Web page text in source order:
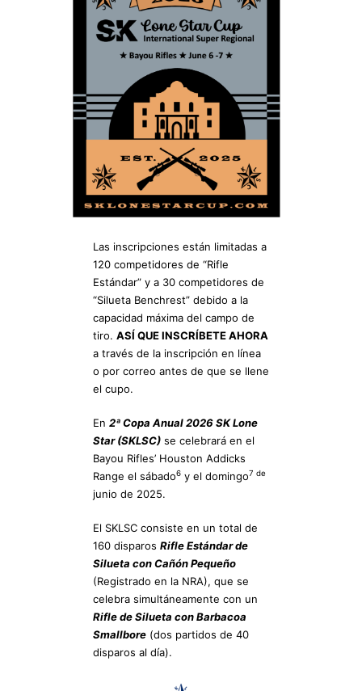
Las inscripciones están limitadas a
120 competidores de “Rifle
Estándar” y a 30 competidores de
“Silueta Benchrest” debido a la
capacidad máxima del campo de
tiro. ASÍ QUE INSCRÍBETE AHORA
a través de la inscripción en línea
o por correo antes de que se llene
el cupo.
En 2ª Copa Anual 2026 SK Lone
Star (SKLSC) se celebrará en el
Bayou Rifles’ Houston Addicks
Range el sábado6 y el domingo7 de
junio de 2025.
El SKLSC consiste en un total de
160 disparos Rifle Estándar de
Silueta con Cañón Pequeño
(Registrado en la NRA), que se
celebra simultáneamente con un
Rifle de Silueta con Barbacoa
Smallbore (dos partidos de 40
disparos al día).